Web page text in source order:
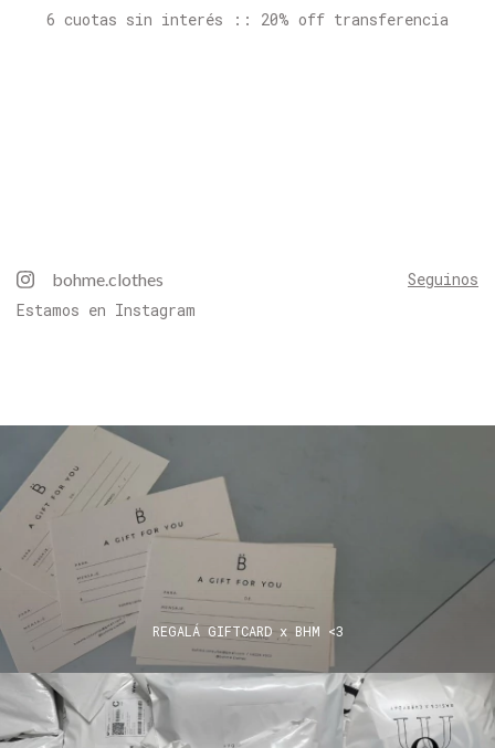
6 cuotas sin interés :: 20% off transferencia
bohme.clothes
Seguinos
Estamos en Instagram
REGALÁ GIFTCARD x BHM <3